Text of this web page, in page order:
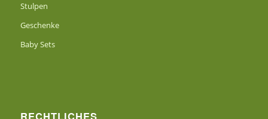
Stulpen
Geschenke
Baby Sets
RECHTLICHES